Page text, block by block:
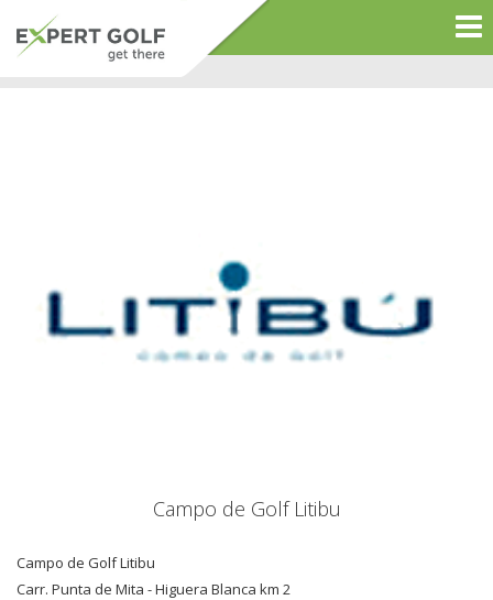
Campo de Golf Litibu
Campo de Golf Litibu
Carr. Punta de Mita - Higuera Blanca km 2